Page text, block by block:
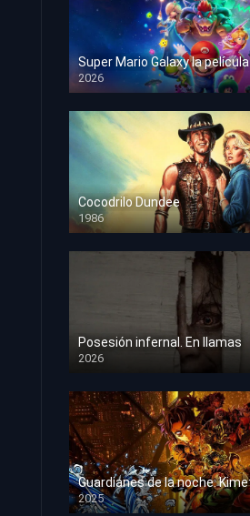
Super Mario Galaxy la película
2026
HD 1080p
Cocodrilo Dundee
1986
HD 1080p
Posesión infernal. En llamas
2026
HD 1080p
2025
HD 1080p